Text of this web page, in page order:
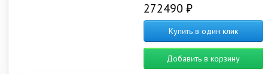
272490 ₽
Купить в один клик
Добавить в корзину